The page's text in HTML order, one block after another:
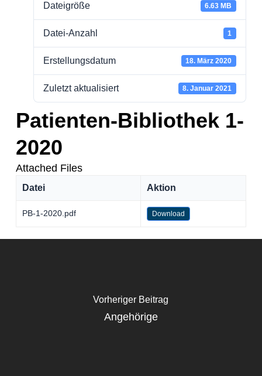
Dateigröße 6.63 MB
Datei-Anzahl 1
Erstellungsdatum 18. März 2020
Zuletzt aktualisiert 8. Januar 2021
Patienten-Bibliothek 1-
2020
Attached Files
Datei Aktion
PB-1-2020.pdf Download
Vorheriger Beitrag
Angehörige